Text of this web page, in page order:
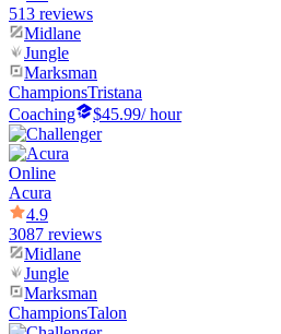
513 reviews
Midlane
Jungle
Marksman
ChampionsTristana
Coaching
$45.99/ hour
Online
Acura
4.9
3087 reviews
Midlane
Jungle
Marksman
ChampionsTalon